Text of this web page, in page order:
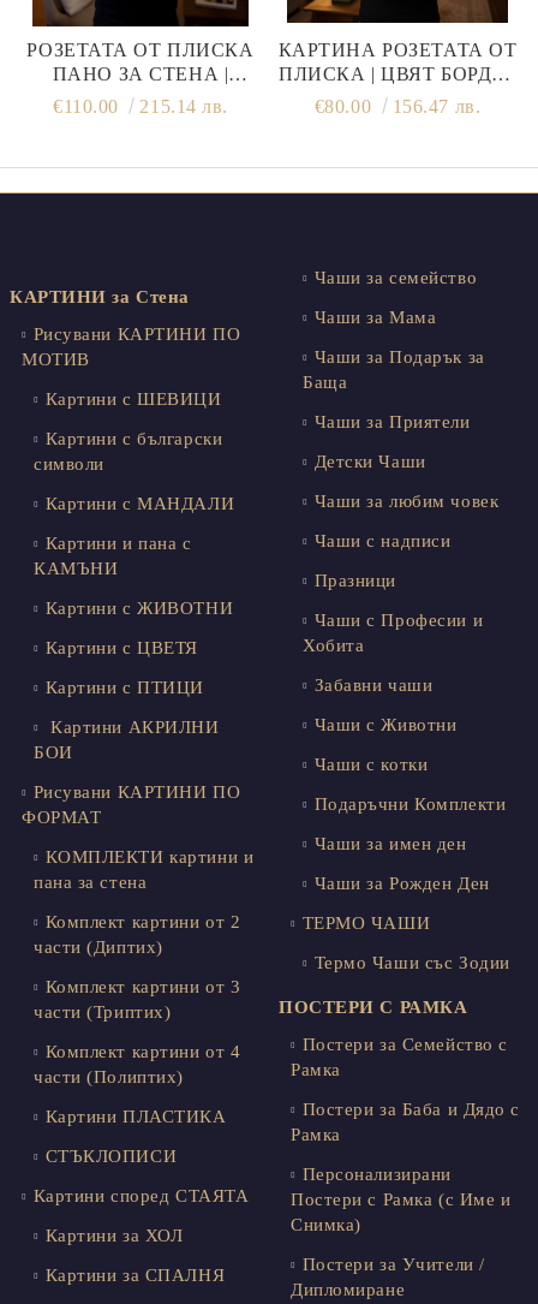
РОЗЕТАТА ОТ ПЛИСКА
ПАНО ЗА СТЕНА |
БУРГУНДСКО ЛИЛАВО
€110.00 215.14 лв.
КАРТИНА РОЗЕТАТА ОТ
ПЛИСКА | ЦВЯТ БОРДО |
РЪЧНА ИЗРАБОТКА
€80.00 156.47 лв.
КАРТИНИ за Стена
Рисувани КАРТИНИ ПО
МОТИВ
Картини с ШЕВИЦИ
Картини с български
символи
Картини с МАНДАЛИ
Картини и пана с
КАМЪНИ
Картини с ЖИВОТНИ
Картини с ЦВЕТЯ
Картини с ПТИЦИ
Картини АКРИЛНИ
БОИ
Рисувани КАРТИНИ ПО
ФОРМАТ
КОМПЛЕКТИ картини и
пана за стена
Комплект картини от 2
части (Диптих)
Комплект картини от 3
части (Триптих)
Комплект картини от 4
части (Полиптих)
Картини ПЛАСТИКА
СТЪКЛОПИСИ
Картини според СТАЯТА
Картини за ХОЛ
Картини за СПАЛНЯ
Чаши за семейство
Чаши за Мама
Чаши за Подарък за
Баща
Чаши за Приятели
Детски Чаши
Чаши за любим човек
Чаши с надписи
Празници
Чаши с Професии и
Хобита
Забавни чаши
Чаши с Животни
Чаши с котки
Подаръчни Комплекти
Чаши за имен ден
Чаши за Рожден Ден
ТЕРМО ЧАШИ
Термо Чаши със Зодии
ПОСТЕРИ С РАМКА
Постери за Семейство с
Рамка
Постери за Баба и Дядо с
Рамка
Персонализирани
Постери с Рамка (с Име и
Снимка)
Постери за Учители /
Дипломиране